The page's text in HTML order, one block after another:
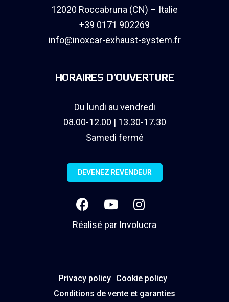
12020 Roccabruna (CN) – Italie
+39 0171 902269
info@inoxcar-exhaust-system.fr
HORAIRES D’OUVERTURE
Du lundi au vendredi
08.00-12.00 | 13.30-17.30
Samedi fermé
DEVENEZ REVENDEUR
Réalisé par Involucra
Privacy policy Cookie policy
Conditions de vente et garanties